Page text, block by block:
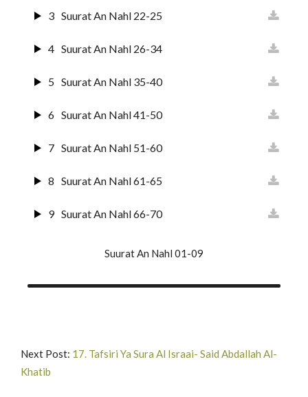
3 Suurat An Nahl 22-25
4 Suurat An Nahl 26-34
5 Suurat An Nahl 35-40
6 Suurat An Nahl 41-50
7 Suurat An Nahl 51-60
8 Suurat An Nahl 61-65
9 Suurat An Nahl 66-70
14
Suurat An Nahl 01-09
Next Post: 17. Tafsiri Ya Sura Al Israai- Said Abdallah Al-
Khatib